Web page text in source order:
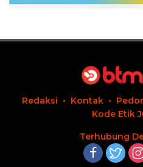
Redaksi Kontak
Kode Etik
Terhubung